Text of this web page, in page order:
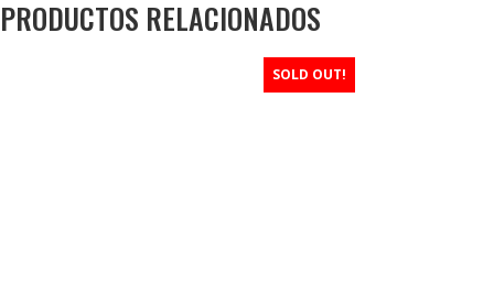
PRODUCTOS RELACIONADOS
SOLD OUT!